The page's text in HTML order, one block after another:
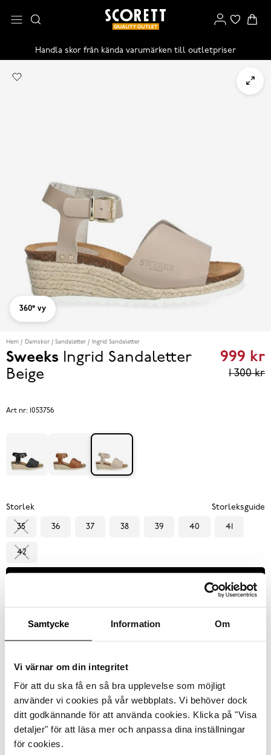
Samtycke Information Om
Vi värnar om din integritet
För att du ska få en så bra upplevelse som möjligt
använder vi cookies på vår webbplats. Vi behöver dock
ditt godkännande för att använda cookies. Klicka på "Visa
detaljer" för att läsa mer och anpassa dina inställningar
för cookies.
Handla skor från kända varumärken till outletpriser
360° vy
Hem Damskor Sandaletter Ingrid Sandaletter
Sweeks Ingrid Sandaletter
Beige
Current
999 kr
1 300 kr
Art nr: 1053756
Storlek Storleksguide
35 36 37 38 39 40 41
42
Produktbeskrivning
Ingrid, sandaletter från Sweeks med ovandel i beige skinn